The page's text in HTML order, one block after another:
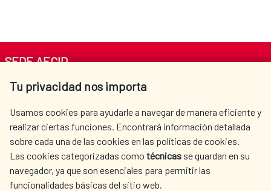
Tu privacidad nos importa
Usamos cookies para ayudarle a navegar de manera eficiente y
realizar ciertas funciones. Encontrará información detallada
sobre cada una de las cookies en las políticas de cookies.
Las cookies categorizadas como técnicas se guardan en su
navegador, ya que son esenciales para permitir las
funcionalidades básicas del sitio web.
SEDE AECID
Av. Reyes Católicos 4 - 28040 Madrid
centro.informacion@aecid.es
LA AECID
DÓNDE COOPERAMOS
ACCIÓN HUMANITARIA
SALA DE PRENSA